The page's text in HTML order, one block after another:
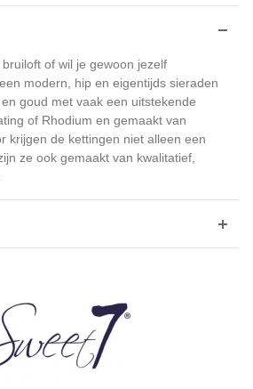
of wil je gewoon jezelf
modern, hip en eigentijds sieraden
goud met vaak een uitstekende
of Rhodium en gemaakt van
krijgen de kettingen niet alleen een
ze ook gemaakt van kwalitatief,